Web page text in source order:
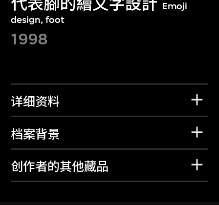
Emoji
design, foot
1998
详细资料
档案背景
创作者的其他藏品